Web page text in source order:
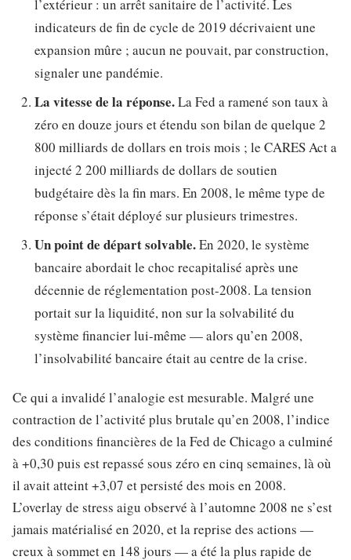
l’extérieur : un arrêt sanitaire de l’activité. Les
indicateurs de fin de cycle de 2019 décrivaient une
expansion mûre ; aucun ne pouvait, par construction,
signaler une pandémie.
La vitesse de la réponse.La Fed a ramené son taux à
zéro en douze jours et étendu son bilan de quelque 2
800 milliards de dollars en trois mois ; le CARES Act a
injecté 2 200 milliards de dollars de soutien
budgétaire dès la fin mars. En 2008, le même type de
réponse s’était déployé sur plusieurs trimestres.
Un point de départ solvable.En 2020, le système
bancaire abordait le choc recapitalisé après une
décennie de réglementation post-2008. La tension
portait sur la liquidité, non sur la solvabilité du
système financier lui-même — alors qu’en 2008,
l’insolvabilité bancaire était au centre de la crise.
Ce qui a invalidé l’analogie est mesurable. Malgré une
contraction de l’activité plus brutale qu’en 2008, l’indice
des conditions financières de la Fed de Chicago a culminé
à +0,30 puis est repassé sous zéro en cinq semaines, là où
il avait atteint +3,07 et persisté des mois en 2008.
L’overlay de stress aigu observé à l’automne 2008 ne s’est
jamais matérialisé en 2020, et la reprise des actions —
creux à sommet en 148 jours — a été la plus rapide de